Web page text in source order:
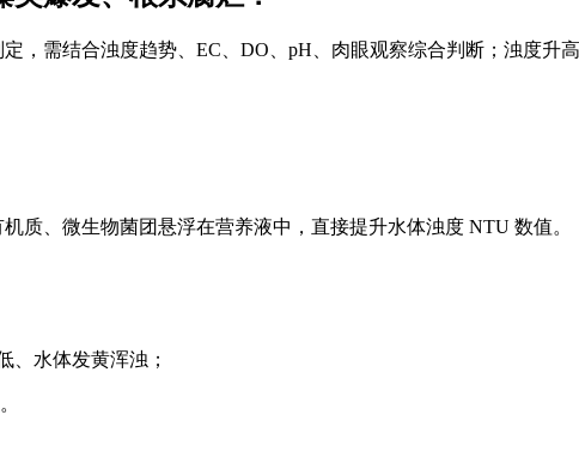
，需结合浊度趋势、EC、DO、pH、肉眼观察综合判断；浊度升
质、微生物菌团悬浮在营养液中，直接提升水体浊度 NTU 数值。
、水体发黄浑浊；